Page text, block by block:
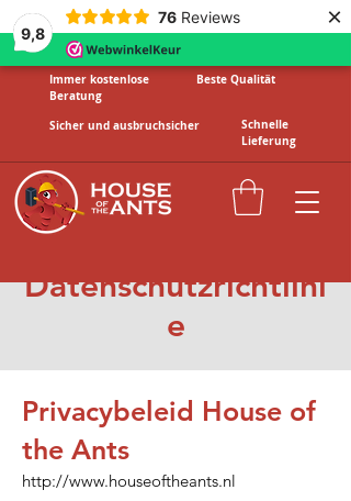
9,8
76 Reviews ×
Immer kostenlose
Beratung
Beste Qualität
Sicher und ausbruchsicher
Schnelle
Lieferung
Datenschutzrichtlini
e
Privacybeleid House of
the Ants
http://www.houseoftheants.nl